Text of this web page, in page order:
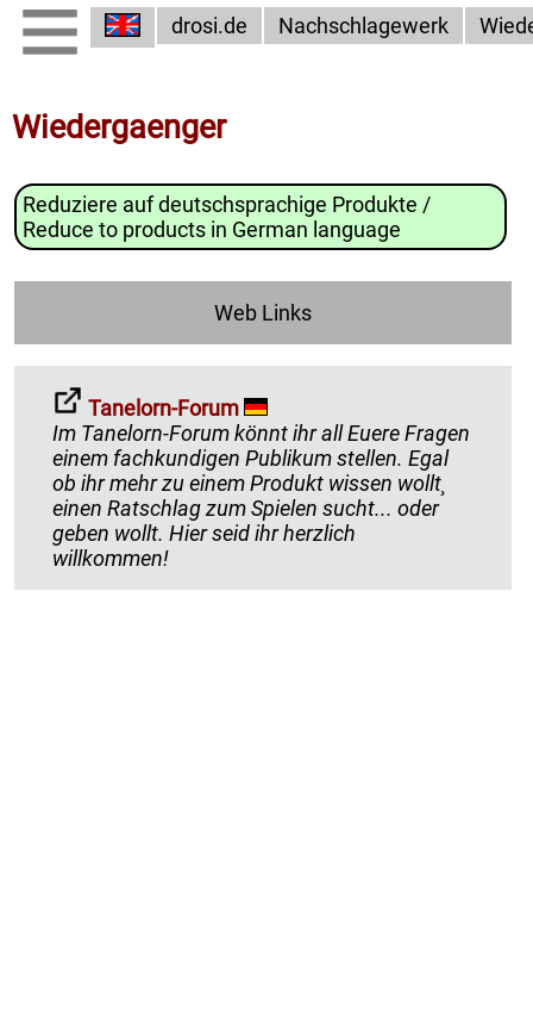
drosi.de Nachschlagewerk
Wiedergaenger
Reduziere auf deutschsprachige Produkte /
Reduce to products in German language
Web Links
Tanelorn-Forum
Im Tanelorn-Forum könnt ihr all Euere Fragen
einem fachkundigen Publikum stellen. Egal
ob ihr mehr zu einem Produkt wissen wollt¸
einen Ratschlag zum Spielen sucht... oder
geben wollt. Hier seid ihr herzlich
willkommen!